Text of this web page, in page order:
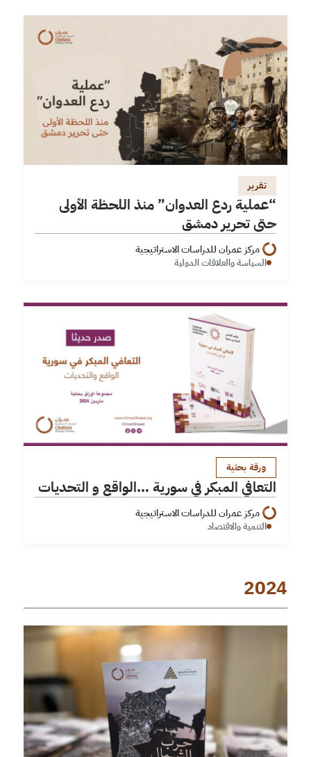
تقرير
“عملية ردع العدوان” منذ اللحظة الأولى
حتى تحرير دمشق
مركز عمران للدراسات الاستراتيجية
السياسة والعلاقات الدولية
ورقة بحثية
التعافي المبكر في سورية …الواقع و التحديات
مركز عمران للدراسات الاستراتيجية
التنمية والاقتصاد
2024